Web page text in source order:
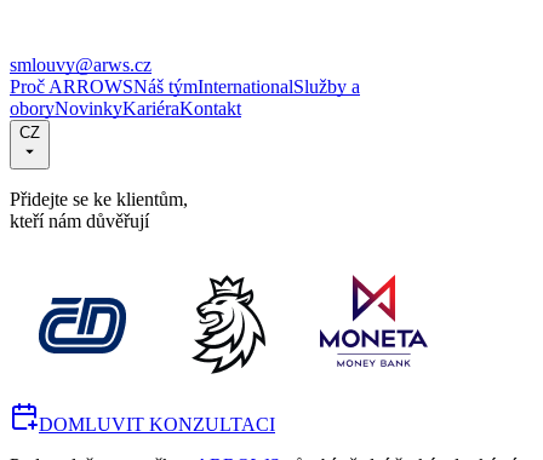
smlouvy@arws.cz
Proč ARROWSNáš týmInternationalSlužby a
oboryNovinkyKariéraKontakt
CZ
Přidejte se ke klientům,
kteří nám důvěřují
DOMLUVIT KONZULTACI